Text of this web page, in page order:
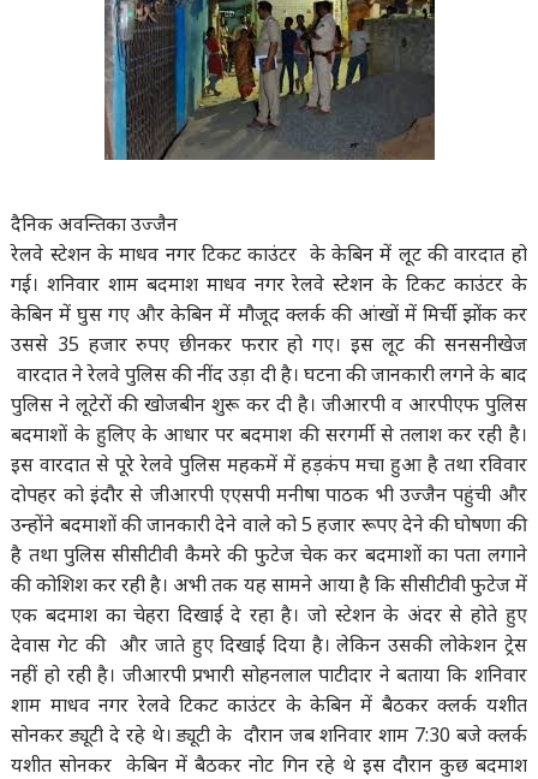
दैनिक अवन्तिका उज्जैन
रेलवे स्टेशन के माधव नगर टिकट काउंटर के केबिन में लूट की वारदात हो
गई। शनिवार शाम बदमाश माधव नगर रेलवे स्टेशन के टिकट काउंटर के
केबिन में घुस गए और केबिन में मौजूद क्लर्क की आंखों में मिर्ची झोंक कर
उससे 35 हजार रुपए छीनकर फरार हो गए। इस लूट की सनसनीखेज
वारदात ने रेलवे पुलिस की नींद उड़ा दी है। घटना की जानकारी लगने के बाद
पुलिस ने लूटेरों की खोजबीन शुरू कर दी है। जीआरपी व आरपीएफ पुलिस
बदमाशों के हुलिए के आधार पर बदमाश की सरगर्मी से तलाश कर रही है।
इस वारदात से पूरे रेलवे पुलिस महकमें में हड़कंप मचा हुआ है तथा रविवार
दोपहर को इंदौर से जीआरपी एएसपी मनीषा पाठक भी उज्जैन पहुंची और
उन्होंने बदमाशों की जानकारी देने वाले को 5 हजार रूपए देने की घोषणा की
है तथा पुलिस सीसीटीवी कैमरे की फुटेज चेक कर बदमाशों का पता लगाने
की कोशिश कर रही है। अभी तक यह सामने आया है कि सीसीटीवी फुटेज में
एक बदमाश का चेहरा दिखाई दे रहा है। जो स्टेशन के अंदर से होते हुए
देवास गेट की और जाते हुए दिखाई दिया है। लेकिन उसकी लोकेशन ट्रेस
नहीं हो रही है। जीआरपी प्रभारी सोहनलाल पाटीदार ने बताया कि शनिवार
शाम माधव नगर रेलवे टिकट काउंटर के केबिन में बैठकर क्लर्क यशीत
सोनकर ड्यूटी दे रहे थे। ड्यूटी के दौरान जब शनिवार शाम 7:30 बजे क्लर्क
यशीत सोनकर केबिन में बैठकर नोट गिन रहे थे इस दौरान कुछ बदमाश